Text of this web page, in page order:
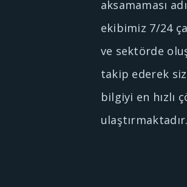
aksamaması
ekibimiz 7/24
ve sektörde
takip ederek
bilgiyi en hızlı
ulaştırmaktadır.